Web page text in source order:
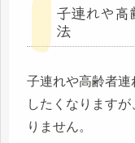
子連れや高
法
子連れや高齢者
したくなります
りません。